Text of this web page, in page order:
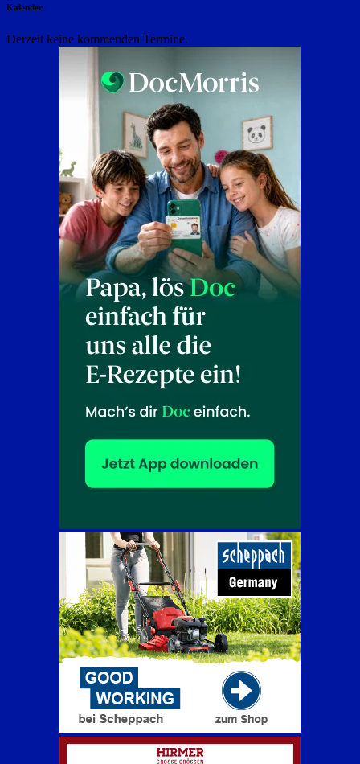
Kalender
Derzeit keine kommenden Termine.